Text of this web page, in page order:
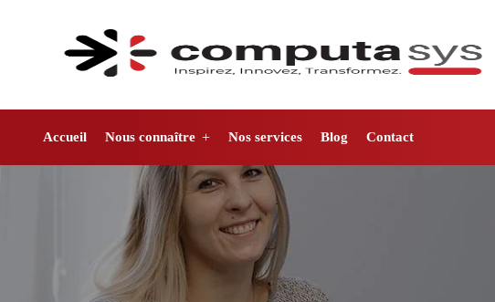
Accueil Nous connaître Nos services Blog Contact